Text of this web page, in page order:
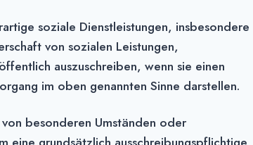
soziale Dienstleistungen, insbesondere
von sozialen Leistungen,
auszuschreiben, wenn sie einen
im oben genannten Sinne darstellen.
besonderen Umständen oder